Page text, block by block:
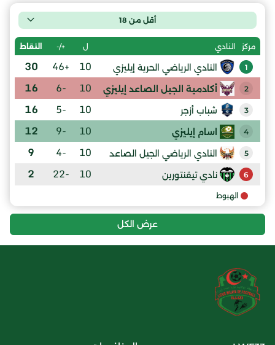
أقل من 18
مركز النادي ل +/- النقاط
1 النادي الرياضي الحرية إيليزي 10
+46
30
2 أكادمية الجيل الصاعد إيليزي 10
-6
16
3 شباب أزجر 10
-5
16
4 اسام إيليزي 10
-9
12
5 النادي الرياضي الجيل الصاعد 10
-4
9
6 نادي تيقنتورين 10
-22
2
الهبوط
عرض الكل